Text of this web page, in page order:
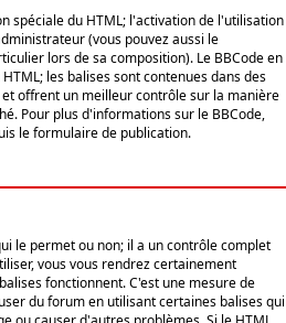
spéciale du HTML; l'activation de l'utilisation
(vous pouvez aussi le
lors de sa composition). Le BBCode en
les balises sont contenues dans des
offrent un meilleur contrôle sur la manière
Pour plus d'informations sur le BBCode,
le formulaire de publication.
le permet ou non; il a un contrôle complet
vous vous rendrez certainement
fonctionnent. C'est une mesure de
du forum en utilisant certaines balises qui